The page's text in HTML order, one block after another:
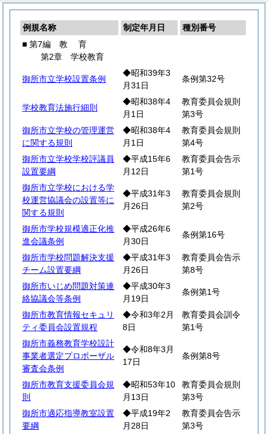
例規名称 制定年月日
種別番号
■ 第7編 教 育
第2章 学校教育
御所市立学校設置条例
◆昭和39年3
月31日
条例第32号
学校教育法施行細則
◆昭和38年4
月1日
教育委員会規則
第3号
御所市立学校の管理運営
に関する規則
◆昭和38年4
月1日
教育委員会規則
第4号
御所市立学校学校評議員
設置要綱
◆平成15年6
月12日
教育委員会告示
第1号
御所市立学校における学
校運営協議会の設置等に
関する規則
◆平成31年3
月26日
教育委員会規則
第2号
御所市学校規模適正化推
進会議条例
◆平成26年6
月30日
条例第16号
御所市学校問題解決支援
チーム設置要綱
◆平成31年3
月26日
教育委員会告示
第8号
御所市いじめ問題対策連
絡協議会等条例
◆平成30年3
月19日
条例第1号
御所市教育情報セキュリ
ティ委員会設置規程
◆令和3年2月
8日
教育委員会訓令
第1号
御所市義務教育学校設計
事業者選定プロポーザル
審査会条例
◆令和8年3月
17日
条例第8号
御所市教育支援委員会規
則
◆昭和53年10
月13日
教育委員会規則
第3号
御所市適応指導教室設置
要綱
◆平成19年2
月28日
教育委員会告示
第3号